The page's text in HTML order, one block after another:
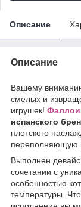
Описание
Описание
Вашему
смелых и
игрушек!
испанского
плотского
переполняющую
Выполнен
сочетании с
особенностью
температуры.